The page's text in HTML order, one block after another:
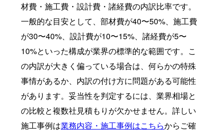
材費・施工費・設計費・諸経費の内訳比率です。
一般的な目安として、部材費が40〜50%、施工費
が30〜40%、設計費が10〜15%、諸経費が5〜
10%といった構成が業界の標準的な範囲です。こ
の内訳が大きく偏っている場合は、何らかの特殊
事情があるか、内訳の付け方に問題がある可能性
があります。妥当性を判定するには、業界相場と
の比較と複数社見積もりが欠かせません。詳しい
施工事例は業務内容・施工事例はこちらからご確